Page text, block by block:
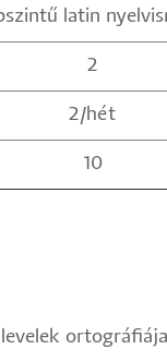
latin
2
2/hét
10